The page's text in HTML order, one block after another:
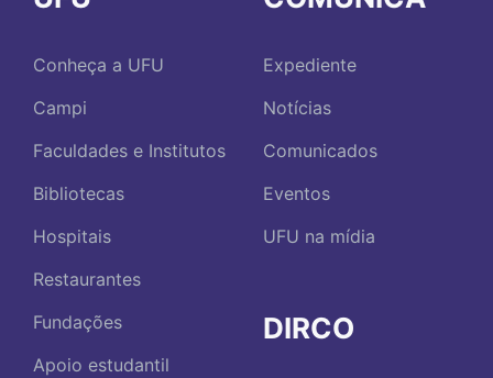
Conheça a UFU
Campi
Faculdades e Institutos
Bibliotecas
Hospitais
Restaurantes
Fundações
Apoio estudantil
Expediente
Notícias
Comunicados
Eventos
UFU na mídia
DIRCO